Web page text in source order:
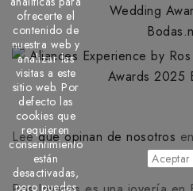
Leeque opinan de nosotros
ofrecerte el
contenido de
nuestra web y
analizar las
visitas a este
sitio web. Por
defecto las
cookies que
requieren
consentimiento
están
desactivadas,
pero puedes
Aceptar